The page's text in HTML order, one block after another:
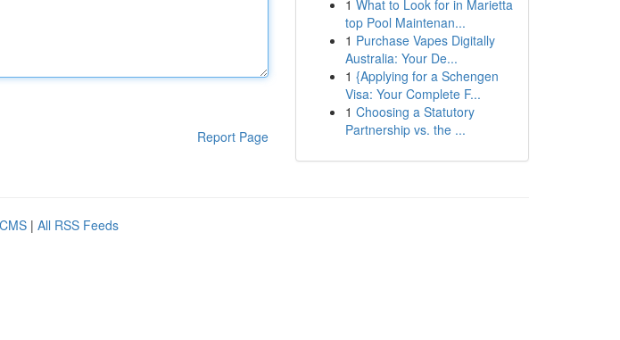
Report Page
1 What to Look for in Marietta
top Pool Maintenan...
1 Purchase Vapes Digitally
Australia: Your De...
1 {Applying for a Schengen
Visa: Your Complete F...
1 Choosing a Statutory
Partnership vs. the ...
| All RSS Feeds